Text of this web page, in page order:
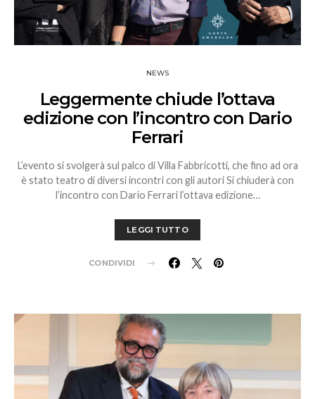
NEWS
Leggermente chiude l’ottava
edizione con l’incontro con Dario
Ferrari
L’evento si svolgerà sul palco di Villa Fabbricotti, che fino ad ora
è stato teatro di diversi incontri con gli autori Si chiuderà con
l’incontro con Dario Ferrari l’ottava edizione…
LEGGI TUTTO
CONDIVIDI